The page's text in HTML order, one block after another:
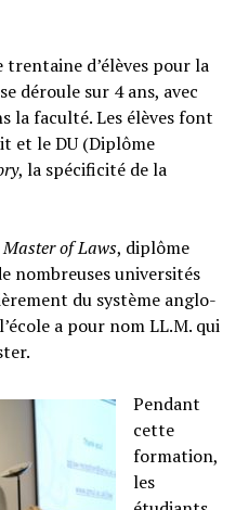
d’élèves pour la
déroule sur 4 ans, avec
la faculté. Les élèves font
et le DU (Diplôme
, la spécificité de la
Master of Laws, diplôme
nombreuses universités
du système anglo-
a pour nom LL.M. qui
Pendant
cette
formation,
les